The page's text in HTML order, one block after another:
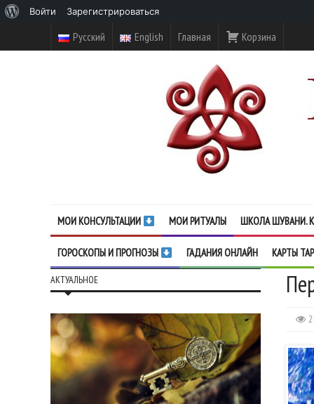
Русский English Главная Корзина
МОИ КОНСУЛЬТАЦИИ МОИ РИТУАЛЫ ШКОЛА ШУВАНИ.
ГОРОСКОПЫ И ПРОГНОЗЫ ГАДАНИЯ ОНЛАЙН КАРТЫ
АКТУАЛЬНОЕ
WordPress
Войти Зарегистрироваться